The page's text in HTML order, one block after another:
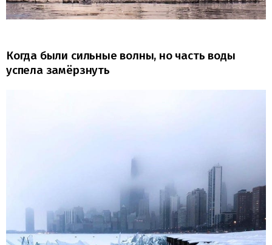
Когда были сильные волны, но часть воды
успела замёрзнуть